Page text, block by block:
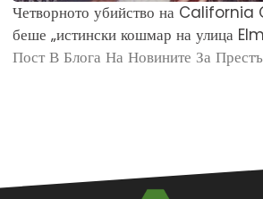
Четворното убийство на California
беше „истински кошмар на улица
Пост В Блога На Новините За